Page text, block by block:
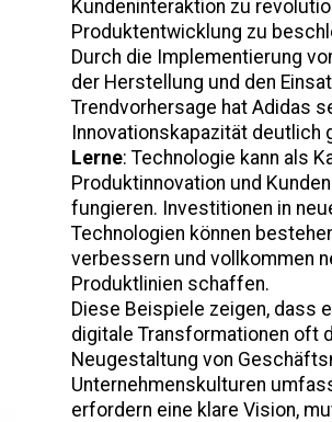
Kundeninteraktion zu
Produktentwicklung zu
Durch die Implementierung
der Herstellung und den
Trendvorhersage hat Adidas
Innovationskapazität deutlich
Lerne: Technologie kann als
Produktinnovation und
fungieren. Investitionen in
Technologien können
verbessern und vollkommen
Produktlinien schaffen.
Diese Beispiele zeigen, dass
digitale Transformationen oft
Neugestaltung von
Unternehmenskulturen
erfordern eine klare Vision,